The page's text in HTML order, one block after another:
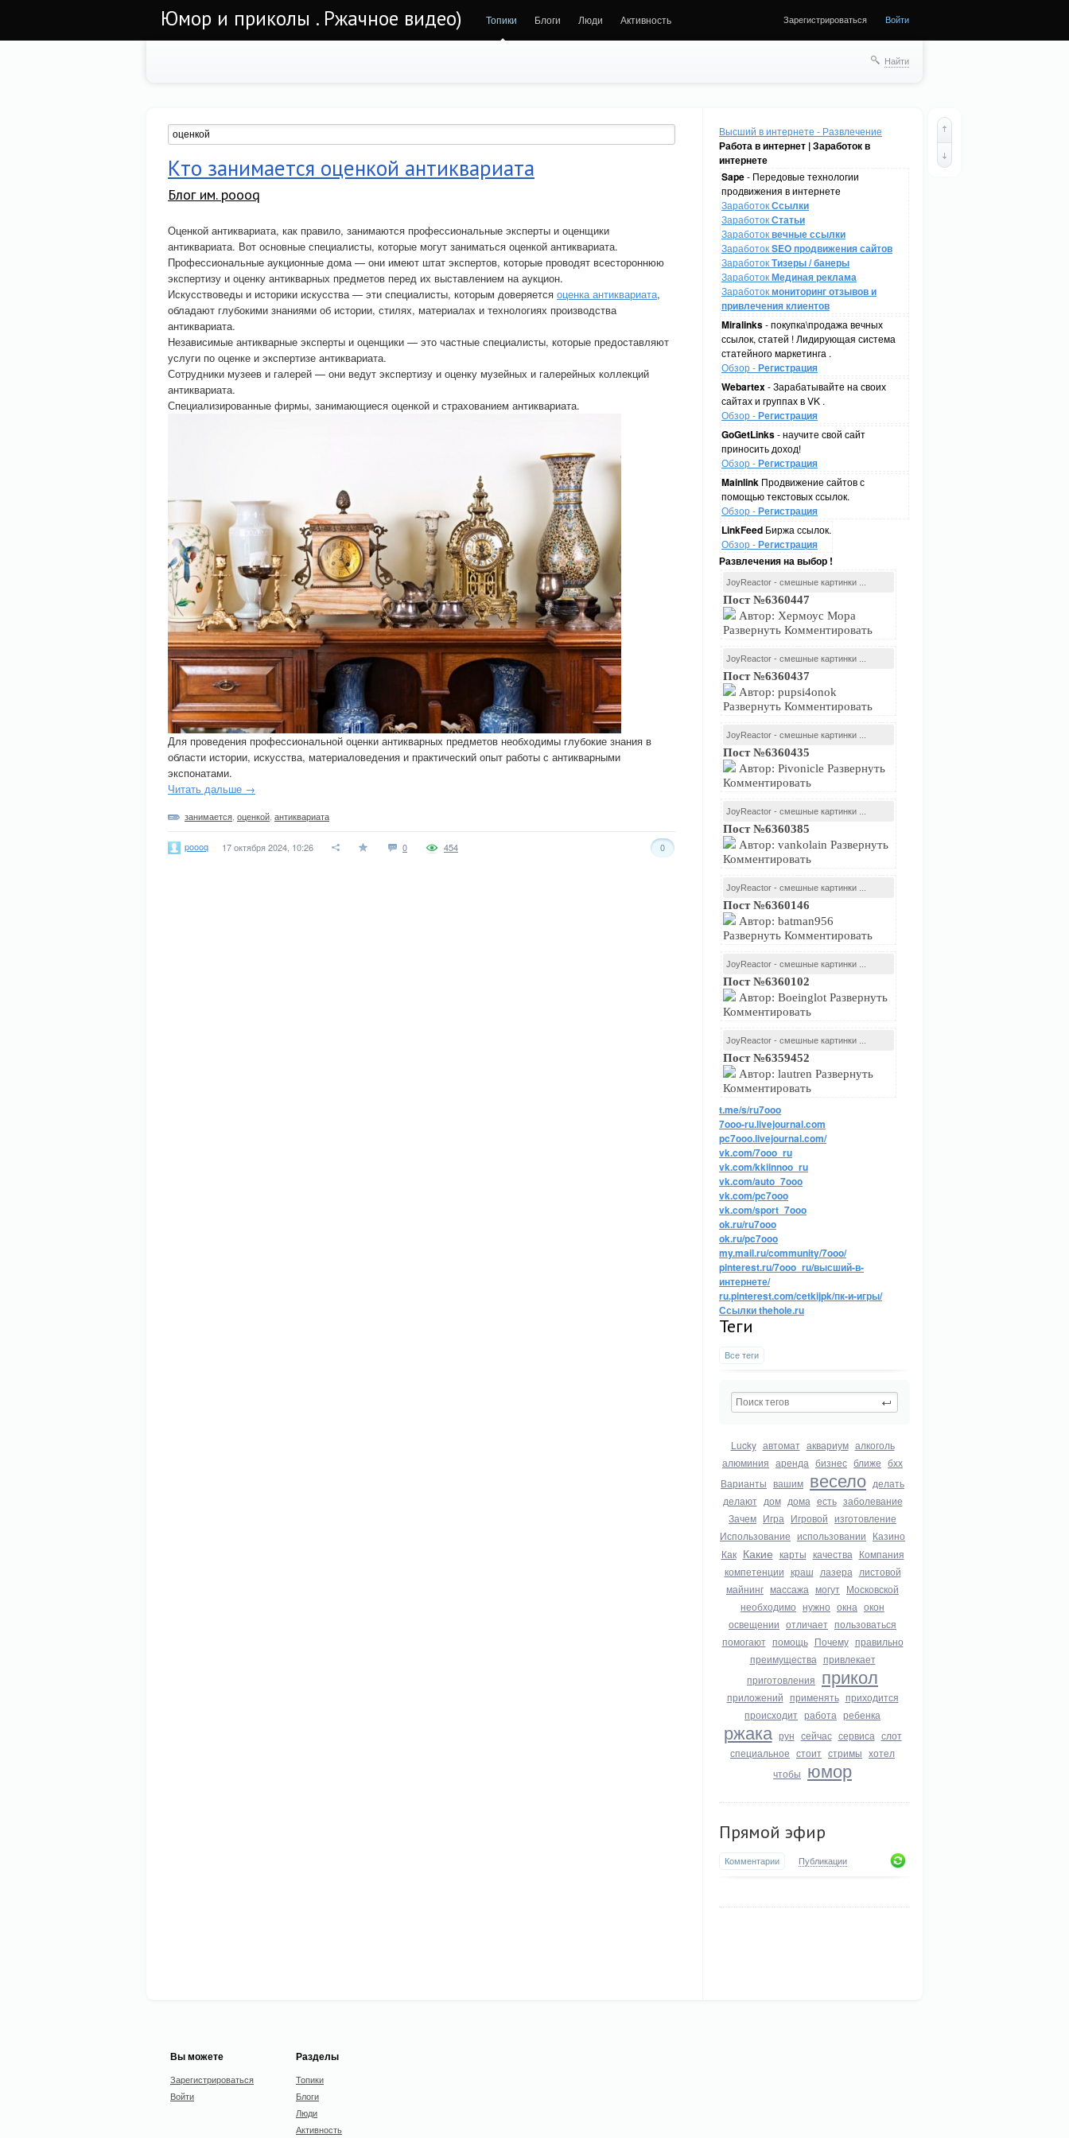
Юмор и приколы . Ржачное видео) Топики Блоги Люди Активность Зарегистрироваться Войти
Найти
Высший в интернете - Развлечение
Работа в интернет | Заработок в
интернете
Sape- Передовые технологии
продвижения в интернете
ЗаработокСсылки
ЗаработокСтатьи
Заработоквечные ссылки
ЗаработокSEO продвижения сайтов
ЗаработокТизеры / банеры
ЗаработокМединая реклама
Заработокмониторинг отзывов и
привлечения клиентов
Miralinks- покупка\продажа вечных
ссылок, статей ! Лидирующая система
статейного маркетинга .
Обзор -Регистрация
Webartex- Зарабатывайте на своих
сайтах и группах в VK .
Обзор -Регистрация
GoGetLinks- научите свой сайт
приносить доход!
Обзор -Регистрация
Mainlink Продвижение сайтов с
помощью текстовых ссылок.
Обзор -Регистрация
LinkFeed Биржа ссылок.
Обзор -Регистрация
Развлечения на выбор !
JoyReactor - смешные картинки ...
Пост №6360447
Автор: Хермоус Мора
Развернуть Комментировать
JoyReactor - смешные картинки ...
Пост №6360437
Автор: pupsi4onok
Развернуть Комментировать
JoyReactor - смешные картинки ...
Пост №6360435
Автор: Pivonicle Развернуть
Комментировать
JoyReactor - смешные картинки ...
Пост №6360385
Автор: vankolain Развернуть
Комментировать
JoyReactor - смешные картинки ...
Пост №6360146
Автор: batman956
Развернуть Комментировать
JoyReactor - смешные картинки ...
Пост №6360102
Автор: Boeinglot Развернуть
Комментировать
JoyReactor - смешные картинки ...
Пост №6359452
Автор: lautren Развернуть
Комментировать
t.me/s/ru7ooo
7ooo-ru.livejournal.com
pc7ooo.livejournal.com/
vk.com/7ooo_ru
vk.com/kkiinnoo_ru
vk.com/auto_7ooo
vk.com/pc7ooo
vk.com/sport_7ooo
ok.ru/ru7ooo
ok.ru/pc7ooo
my.mail.ru/community/7ooo/
pinterest.ru/7ooo_ru/высший-в-
интернете/
ru.pinterest.com/cetkijpk/пк-и-игры/
Ссылки thehole.ru
Теги
Все теги
Lucky автомат аквариум алкоголь
алюминия аренда бизнес ближе бхх
Варианты вашим весело делать
делают дом дома есть заболевание
Зачем Игра Игровой изготовление
Использование использовании Казино
Как Какие карты качества Компания
компетенции краш лазера листовой
майнинг массажа могут Московской
необходимо нужно окна окон
освещении отличает пользоваться
помогают помощь Почему правильно
преимущества привлекает
приготовления прикол
приложений применять приходится
происходит работа ребенка
ржака рун сейчас сервиса слот
специальное стоит стримы хотел
чтобы юмор
Прямой эфир
Комментарии Публикации
Кто занимается оценкой антиквариата
Блог им. poooq
Оценкой антиквариата, как правило, занимаются профессиональные эксперты и оценщики
антиквариата. Вот основные специалисты, которые могут заниматься оценкой антиквариата.
Профессиональные аукционные дома — они имеют штат экспертов, которые проводят всестороннюю
экспертизу и оценку антикварных предметов перед их выставлением на аукцион.
Искусствоведы и историки искусства — эти специалисты, которым доверяется оценка антиквариата,
обладают глубокими знаниями об истории, стилях, материалах и технологиях производства
антиквариата.
Независимые антикварные эксперты и оценщики — это частные специалисты, которые предоставляют
услуги по оценке и экспертизе антиквариата.
Сотрудники музеев и галерей — они ведут экспертизу и оценку музейных и галерейных коллекций
антиквариата.
Специализированные фирмы, занимающиеся оценкой и страхованием антиквариата.
Для проведения профессиональной оценки антикварных предметов необходимы глубокие знания в
области истории, искусства, материаловедения и практический опыт работы с антикварными
экспонатами.
Читать дальше →
занимается оценкой антиквариата
poooq 17 октября 2024, 10:26 0 0
454
Вы можете
Зарегистрироваться
Войти
Разделы
Топики
Блоги
Люди
Активность